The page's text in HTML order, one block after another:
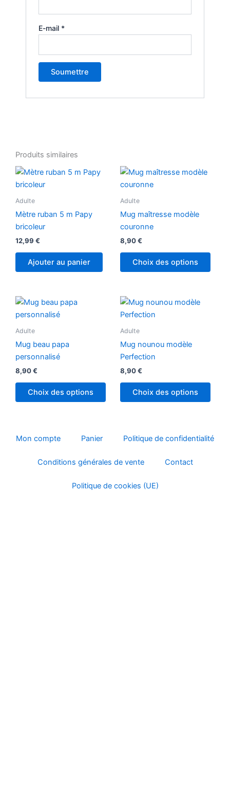
E-mail *
Produits similaires
Adulte
Mètre ruban 5 m Papy
bricoleur
12,99 €
Ajouter au panier
Adulte
Mug maîtresse modèle
couronne
8,90€
Choix des options
Adulte
Mug beau papa
personnalisé
8,90€
Choix des options
Adulte
Mug nounou modèle
Perfection
8,90€
Choix des options
Mon compte Panier Politique de confidentialité
Conditions générales de vente Contact
Politique de cookies (UE)